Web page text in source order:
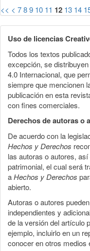
<< < 789 10 11 12 13 14
Uso de licencias
Todos los textos
excepción, se
4.0 Internacional, que
siempre que mencionen
publicación en esta
con fines comerciales.
Derechos de autoras o
De acuerdo con la
Hechos y Derechos
las autoras o autores,
patrimonial, el cual será
aHechos y Derechos
abierto.
Autoras o autores
independientes y
de la versión del artículo
ejemplo, incluirlo en un
conocer en otros medios